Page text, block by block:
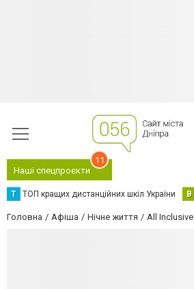
Наші спецпроєкти
11
Т ТОП кращих дистанційних шкіл України В
Головна Афіша Нічне життя All Inclusive